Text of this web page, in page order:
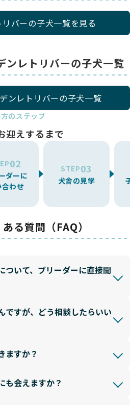
バーの子犬一覧を見る
ンレトリバーの子犬一覧
ンレトリバーの子犬一覧
のステップ
迎えするまで
02
ダーに
合わせ
STEP03
犬舎の見学
る質問（FAQ）
ついて、ブリーダーに直接聞
ですが、どう相談したらいい
ますか？
も会えますか？